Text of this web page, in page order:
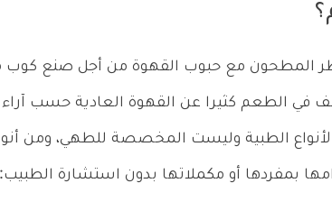
المطحون مع حبوب القهوة من أجل صنع كوب
في الطعم كثيرا عن القهوة العادية حسب
الطبية وليست المخصصة للطهي، ومن
بمفردها أو مكملاتها بدون استشارة الطبيب: